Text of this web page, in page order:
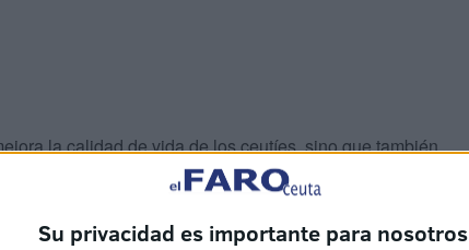
Su privacidad es importante para nosotros
la calidad de vida de los ceutíes, sino que también
moderna. La apuesta por los vehículos híbridos,
alinearse con las políticas de transporte urbano
europeas.